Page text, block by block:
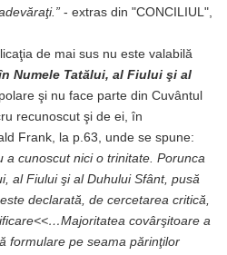
- extras din "CONCILIUL",
de mai sus nu este valabilă
Numele Tatălui, al Fiului şi al
şi nu face parte din Cuvântul
recunoscut şi de ei, în
Frank, la p.63, unde se spune:
a cunoscut nici o trinitate. Porunca
al Fiului şi al Duhului Sfânt, pusă
declarată, de cercetarea critică,
covârşitoare a
formulare pe seama părinţilor